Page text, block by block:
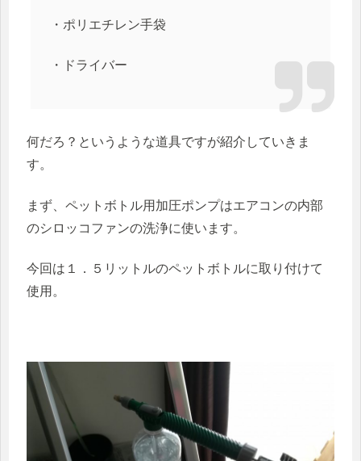
・ポリエチレン手袋
・ドライバー
何だろ？というような道具ですが紹介していきま
す。
まず、ペットボトル用加圧ポンプはエアコンの内部
のシロッコファンの洗浄に使います。
今回は１．５リットルのペットボトルに取り付けて
使用。